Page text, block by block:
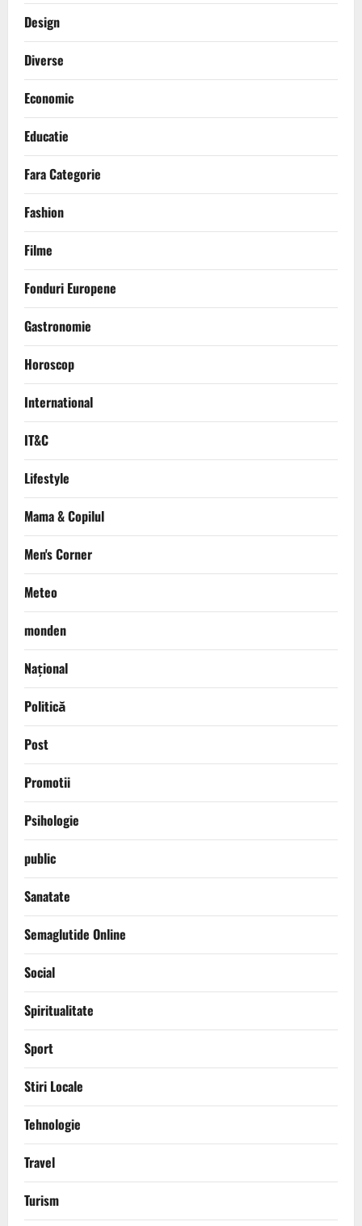
Design
Diverse
Economic
Educatie
Fara Categorie
Fashion
Filme
Fonduri Europene
Gastronomie
Horoscop
International
IT&C
Lifestyle
Mama & Copilul
Men's Corner
Meteo
monden
Național
Politică
Post
Promotii
Psihologie
public
Sanatate
Semaglutide Online
Social
Spiritualitate
Sport
Stiri Locale
Tehnologie
Travel
Turism